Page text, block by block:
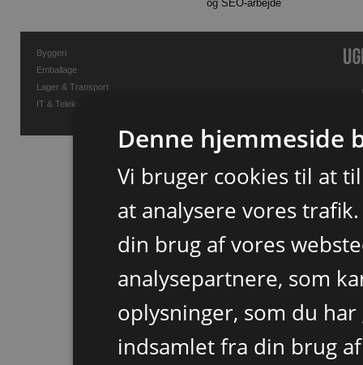
og SEO-arbejde
Byggeri
Emballage
Lager & Transport
IT & Telekommunikation
Denne hjemmeside
Vi bruger cookies til at
at analysere vores
din brug af vores
analysepartnere, som
oplysninger, som du
indsamlet fra din brug